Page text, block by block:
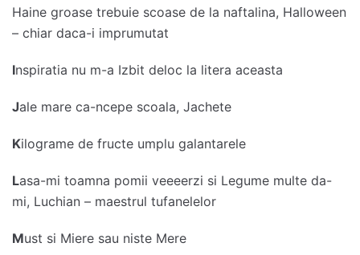
Haine groase trebuie scoase de la naftalina, Halloween
– chiar daca-i imprumutat
Inspiratia nu m-a Izbit deloc la litera aceasta
Jale mare ca-ncepe scoala, Jachete
Kilograme de fructe umplu galantarele
Lasa-mi toamna pomii veeeerzi si Legume multe da-
mi, Luchian – maestrul tufanelelor
Must si Miere sau niste Mere